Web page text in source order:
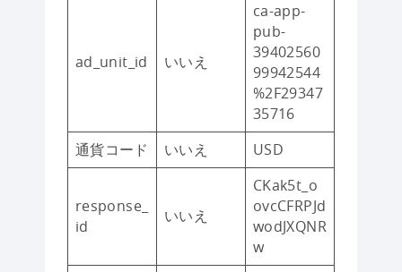
ad_unit_id いいえ
ca-app-
pub-
39402560
99942544
%2F29347
35716
通貨コード
いいえ USD
response_
id
いいえ
CKak5t_o
ovcCFRPJd
wodJXQNR
w